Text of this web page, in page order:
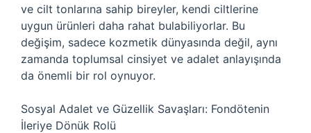
ve cilt tonlarına sahip bireyler, kendi ciltlerine
uygun ürünleri daha rahat bulabiliyorlar. Bu
değişim, sadece kozmetik dünyasında değil, aynı
zamanda toplumsal cinsiyet ve adalet anlayışında
da önemli bir rol oynuyor.
Sosyal Adalet ve Güzellik Savaşları: Fondötenin
İleriye Dönük Rolü